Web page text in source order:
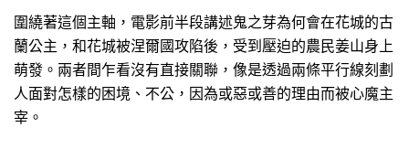
圍繞著這個主軸，電影前半段講述鬼之芽為何會在花城的古
蘭公主，和花城被涅爾國攻陷後，受到壓迫的農民姜山身上
萌發。兩者間乍看沒有直接關聯，像是透過兩條平行線刻劃
人面對怎樣的困境、不公，因為或惡或善的理由而被心魔主
宰。